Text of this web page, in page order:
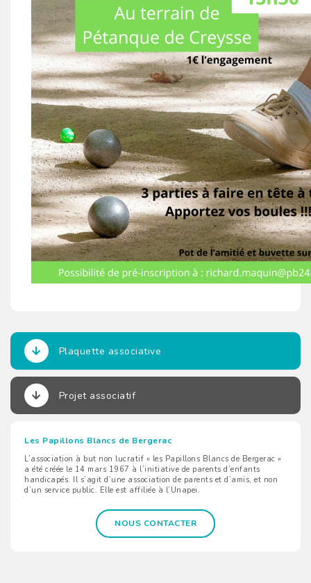
Plaquette associative
Projet associatif
Les Papillons Blancs de Bergerac
L’association à but non lucratif « les Papillons Blancs de Bergerac »
a été créée le 14 mars 1967 à l’initiative de parents d’enfants
handicapés. Il s’agit d’une association de parents et d’amis, et non
d’un service public. Elle est affiliée à l’Unapei.
NOUS CONTACTER